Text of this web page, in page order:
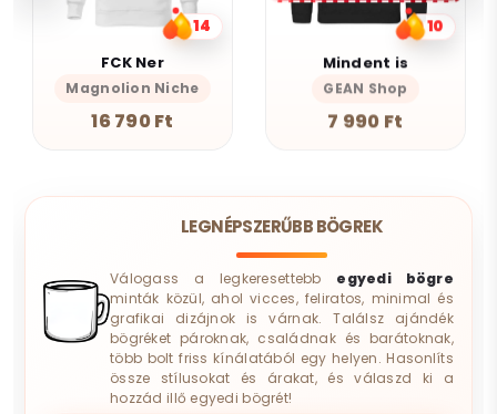
14
FCK Ner
Magnolion Niche
16 790 Ft
10
Mindent is
GEAN Shop
7 990 Ft
LEGNÉPSZERŰBB BÖGREK
Válogass a legkeresettebb egyedi bögre
minták közül, ahol vicces, feliratos, minimal és
grafikai dizájnok is várnak. Találsz ajándék
bögréket pároknak, családnak és barátoknak,
több bolt friss kínálatából egy helyen. Hasonlíts
össze stílusokat és árakat, és válaszd ki a
hozzád illő egyedi bögrét!